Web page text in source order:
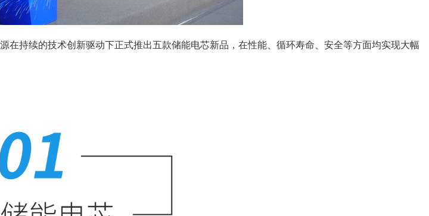
持续的技术创新驱动下正式推出五款储能电芯新品，在性能、循环寿命、安全等方面均实现大幅